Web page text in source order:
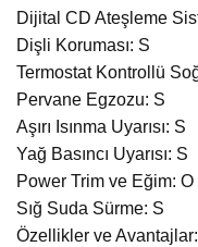
Dijital CD Ateşleme
Dişli Koruması: S
Termostat Kontrollü
Pervane Egzozu: S
Aşırı Isınma Uyarısı: S
Yağ Basıncı Uyarısı: S
Power Trim ve Eğim: O
Sığ Suda Sürme: S
Özellikler ve Avantajlar: